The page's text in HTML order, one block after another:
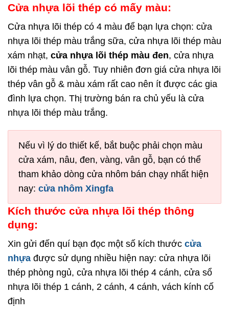
Cửa nhựa lõi thép có mấy màu:
Cửa nhựa lõi thép có 4 màu để bạn lựa chọn: cửa
nhựa lõi thép màu trắng sữa, cửa nhựa lõi thép màu
xám nhạt, cửa nhựa lõi thép màu đen, cửa nhựa
lõi thép màu vân gỗ. Tuy nhiên đơn giá cửa nhựa lõi
thép vân gỗ & màu xám rất cao nên ít được các gia
đình lựa chọn. Thị trường bán ra chủ yếu là cửa
nhựa lõi thép màu trắng.
Nếu vì lý do thiết kế, bắt buộc phải chọn màu
cửa xám, nâu, đen, vàng, vân gỗ, bạn có thể
tham khảo dòng cửa nhôm bán chạy nhất hiện
nay: cửa nhôm Xingfa
Kích thước cửa nhựa lõi thép thông
dụng:
Xin gửi đến quí bạn đọc một số kích thước cửa
nhựa được sử dụng nhiều hiện nay: cửa nhựa lõi
thép phòng ngủ, cửa nhựa lõi thép 4 cánh, cửa sổ
nhựa lõi thép 1 cánh, 2 cánh, 4 cánh, vách kính cố
định